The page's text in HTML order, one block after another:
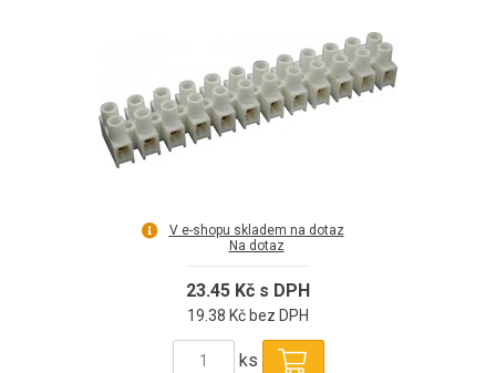
V e-shopu skladem na dotaz
Na dotaz
23.45 Kč s DPH
19.38 Kč bez DPH
ks